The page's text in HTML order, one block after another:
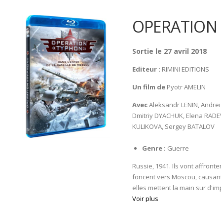
Sortie le 27 avril 2018
Editeur : RIMINI EDITIONS
Un film dePyotr AMELIN
AvecAleksandr LENIN, Andrei
Dmitriy DYACHUK, Elena
KULIKOVA, Sergey BATALOV
Genre : Guerre
Russie, 1941. Ils vont
foncent vers Moscou,
elles mettent la main sur
Voir plus